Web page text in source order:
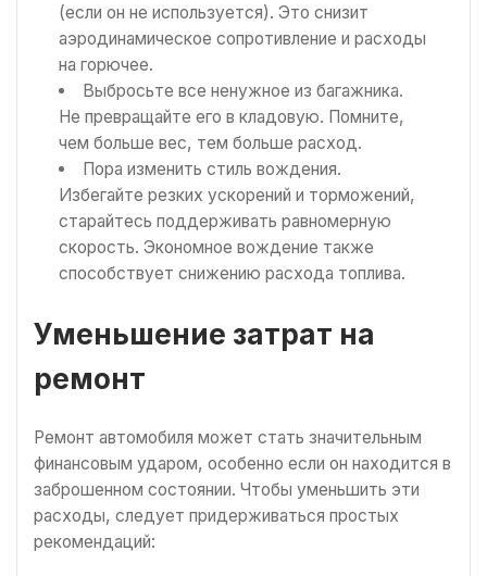
(если он не используется). Это снизит
аэродинамическое сопротивление и расходы
на горючее.
Выбросьте все ненужное из багажника.
Не превращайте его в кладовую. Помните,
чем больше вес, тем больше расход.
Пора изменить стиль вождения.
Избегайте резких ускорений и торможений,
старайтесь поддерживать равномерную
скорость. Экономное вождение также
способствует снижению расхода топлива.
Уменьшение затрат на
ремонт
Ремонт автомобиля может стать значительным
финансовым ударом, особенно если он находится в
заброшенном состоянии. Чтобы уменьшить эти
расходы, следует придерживаться простых
рекомендаций: